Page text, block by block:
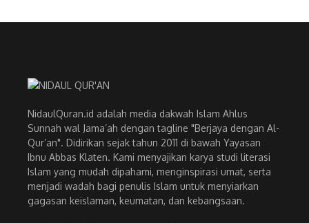
NidaulQuran.id adalah media dakwah Islam Ahlus
Sunnah wal Jama’ah dengan tagline "Berjaya dengan Al-
Qur’an". Didirikan sejak tahun 2011 di bawah Yayasan
Ibnu Abbas Klaten. Kami menyajikan karya studi literasi
Islam yang mudah dipahami, menginspirasi umat, serta
menjadi wadah bagi penulis Islam untuk menyiarkan
gagasan keislaman, keumatan, dan kebangsaan.